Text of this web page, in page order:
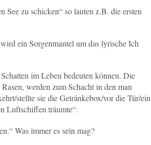
zu schicken“ so lauten z.B. die ersten
ein Sorgenmantel um das lyrische Ich
im Leben bedeuten können. Die
werden zum Schacht in den man
stellte sie die Getränkebox/vor die Tür/ein
Luftschiffen träumte“.
Was immer es sein mag?